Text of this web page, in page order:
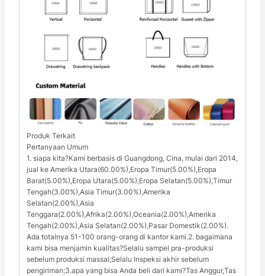
Produk Terkait
Pertanyaan Umum
1. siapa kita?Kami berbasis di Guangdong, Cina, mulai dari 2014,
jual ke Amerika Utara(60.00%),Eropa Timur(5.00%),Eropa
Barat(5.00%),Eropa Utara(5.00%),Eropa Selatan(5.00%),Timur
Tengah(3.00%),Asia Timur(3.00%),Amerika
Selatan(2.00%),Asia
Tenggara(2.00%),Afrika(2.00%),Oceania(2.00%),Amerika
Tengah(2.00%),Asia Selatan(2.00%),Pasar Domestik(2.00%).
Ada totalnya 51-100 orang-orang di kantor kami.2. bagaimana
kami bisa menjamin kualitas?Selalu sampel pra-produksi
sebelum produksi massal;Selalu Inspeksi akhir sebelum
pengiriman;3.apa yang bisa Anda beli dari kami?Tas Anggur,Tas